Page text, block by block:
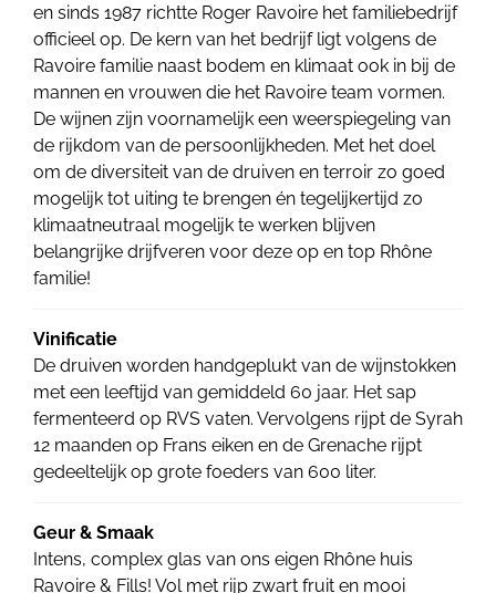
en sinds 1987 richtte Roger Ravoire het familiebedrijf
officieel op. De kern van het bedrijf ligt volgens de
Ravoire familie naast bodem en klimaat ook in bij de
mannen en vrouwen die het Ravoire team vormen.
De wijnen zijn voornamelijk een weerspiegeling van
de rijkdom van de persoonlijkheden. Met het doel
om de diversiteit van de druiven en terroir zo goed
mogelijk tot uiting te brengen én tegelijkertijd zo
klimaatneutraal mogelijk te werken blijven
belangrijke drijfveren voor deze op en top Rhône
familie!
Vinificatie
De druiven worden handgeplukt van de wijnstokken
met een leeftijd van gemiddeld 60 jaar. Het sap
fermenteerd op RVS vaten. Vervolgens rijpt de Syrah
12 maanden op Frans eiken en de Grenache rijpt
gedeeltelijk op grote foeders van 600 liter.
Geur & Smaak
Intens, complex glas van ons eigen Rhône huis
Ravoire & Fills! Vol met rijp zwart fruit en mooi